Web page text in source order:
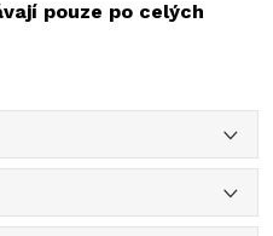
pouze po celých